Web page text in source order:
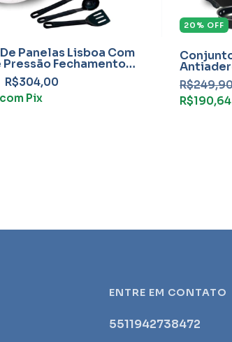
Panelas Lisboa Com
Pressão Fechamento
R$304,00
com Pix
20 % OFF
Frigideira
R$190,64
ENTRE EM CONTATO
5511942738472